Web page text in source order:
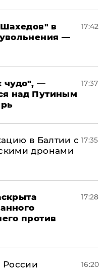
в
—
17:42
чудо", —
над Путиным
17:37
в Балтии с
дронами
17:35
против
17:28
России
16:20